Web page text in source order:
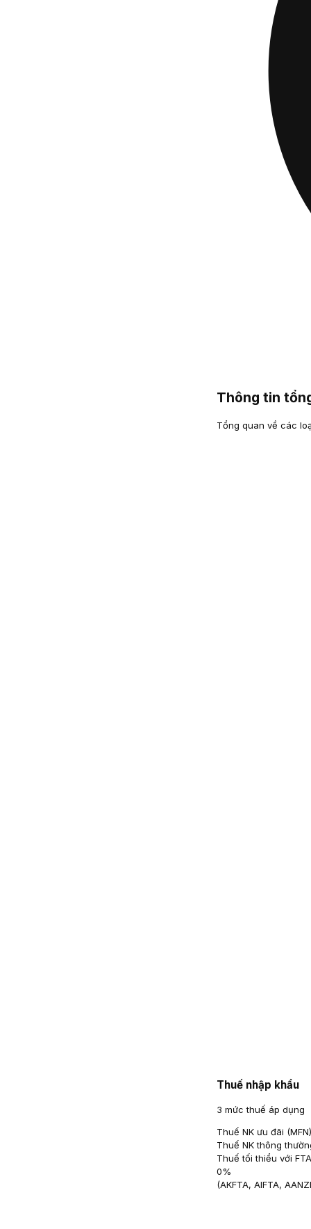
Thông tin
Tổng quan về các
Thuế nhập khẩu
3 mức thuế áp dụng
Thuế NK ưu đãi (MFN)
Thuế NK thông
Thuế tối thiểu với
0%
(AKFTA, AIFTA,